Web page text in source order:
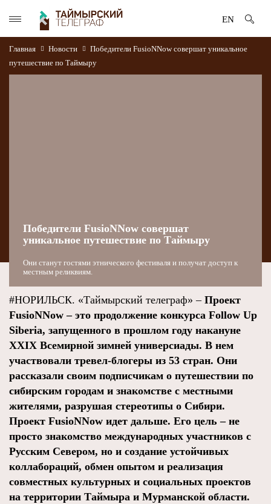
EN
Главная Новости
Победители FusioNNow совершат уникальное
путешествие по Таймыру
Победители FusioNNow совершат
уникальное путешествие по Таймыру
Они станут гостями этнического фестиваля и получат доступ к
местным реликвиям.
#НОРИЛЬСК. «Таймырский телеграф» – Проект
FusioNNow – это продолжение конкурса Follow Up
Siberia, запущенного в прошлом году накануне
XXIX Всемирной зимней универсиады. В нем
участвовали тревел-блогеры из 53 стран. Они
рассказали своим подписчикам о путешествии по
сибирским городам и знакомстве с местными
жителями, разрушая стереотипы о Сибири.
Проект FusioNNow идет дальше. Его цель – не
просто знакомство международных участников с
Русским Севером, но и создание устойчивых
коллабораций, обмен опытом и реализация
совместных культурных и социальных проектов
на территории Таймыра и Мурманской области.